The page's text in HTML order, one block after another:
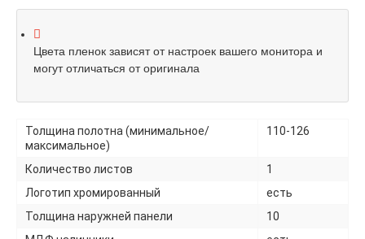
Цвета пленок зависят от настроек вашего монитора и
могут отличаться от оригинала
Толщина полотна (минимальное/
максимальное)
110-126
Количество листов
1
Логотип хромированный
есть
Толщина наружней панели
10